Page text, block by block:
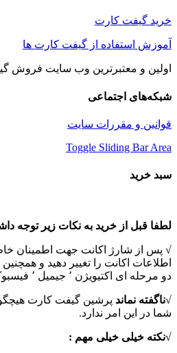
خرید گیفت کارت
آموزش استفاده از گیفت کارت ها
اولین و معتبرترین وب سایت فروش
شبکه‌های اجتماعی
قوانین و مقررات سایت
Toggle Sliding Bar Area
سبد خرید
لطفا قبل از خرید به نکات زیر توجه
√ پس از شارژ اکانت جهت اطمینان
دو مرحله ای اکتیویژن ٬ جیمیل ٬ فیسبوک و… خود را فعال کنید.
√ناگفته نماند پرشین گیفت کارت
شما در این امر ندارد.
√نکته خیلی خیلی مهم :